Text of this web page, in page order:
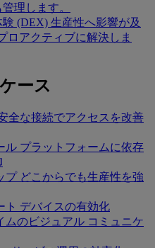
理します。
験 (DEX) 生産性へ影響が及
ロアクティブに解決しま
ース
全な接続でアクセスを改善
ル プラットフォームに依存
プ どこからでも生産性を強
ト デバイスの有効化
ムのビジュアル コミュニケ